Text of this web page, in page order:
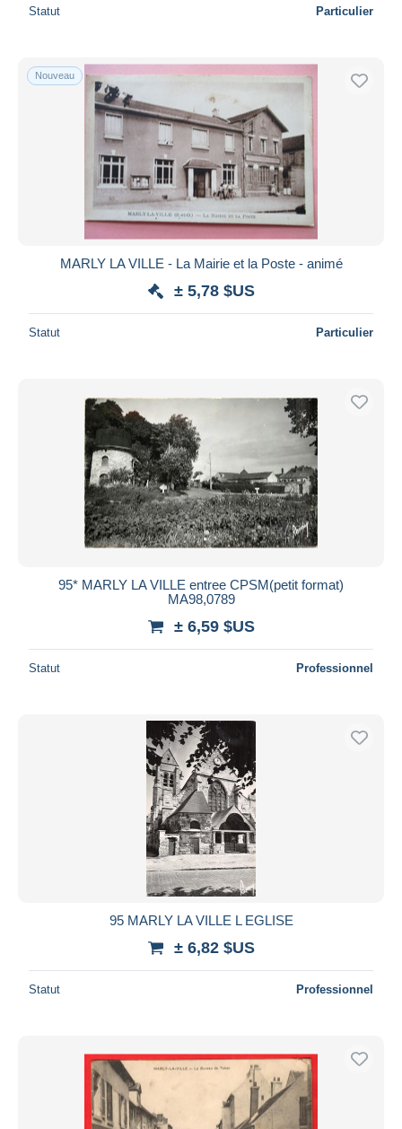
Statut Particulier
Nouveau
MARLY LA VILLE - La Mairie et la Poste - animé
± 5,78 $US
Statut Particulier
95* MARLY LA VILLE entree CPSM(petit format)
MA98,0789
± 6,59 $US
Statut Professionnel
95 MARLY LA VILLE L EGLISE
± 6,82 $US
Statut Professionnel